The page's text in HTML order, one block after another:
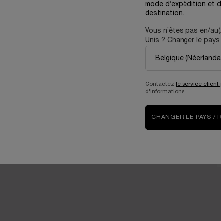
mode d’expédition et
destination.
Vous n’êtes pas en/
Unis ? Changer le
Contactez le service client
d'informations
CHANGER LE PAYS /